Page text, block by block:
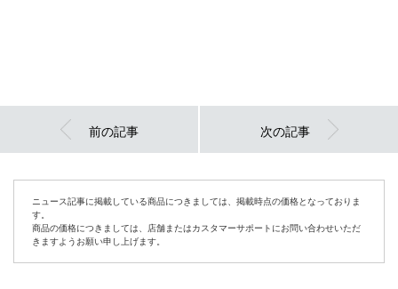
前の記事 次の記事
ニュース記事に掲載している商品につきましては、掲載時点の価格となっておりま
す。
商品の価格につきましては、店舗またはカスタマーサポートにお問い合わせいただ
きますようお願い申し上げます。